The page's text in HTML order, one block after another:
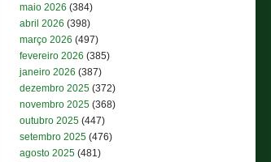
maio 2026 (384)
abril 2026 (398)
março 2026 (497)
fevereiro 2026 (385)
janeiro 2026 (387)
dezembro 2025 (372)
novembro 2025 (368)
outubro 2025 (447)
setembro 2025 (476)
agosto 2025 (481)